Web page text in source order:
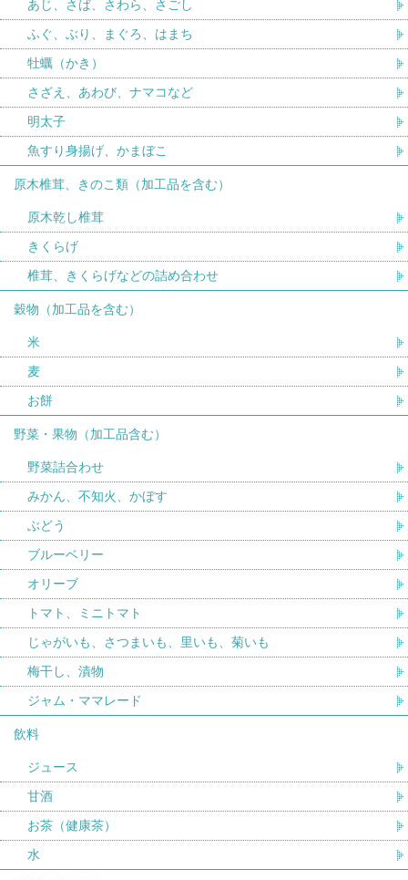
あじ、さば、さわら、さごし
ふぐ、ぶり、まぐろ、はまち
牡蠣（かき）
さざえ、あわび、ナマコなど
明太子
魚すり身揚げ、かまぼこ
原木椎茸、きのこ類（加工品を含む）
原木乾し椎茸
きくらげ
椎茸、きくらげなどの詰め合わせ
穀物（加工品を含む）
米
麦
お餅
野菜・果物（加工品含む）
野菜詰合わせ
みかん、不知火、かぼす
ぶどう
ブルーベリー
オリーブ
トマト、ミニトマト
じゃがいも、さつまいも、里いも、菊いも
梅干し、漬物
ジャム・ママレード
飲料
ジュース
甘酒
お茶（健康茶）
水